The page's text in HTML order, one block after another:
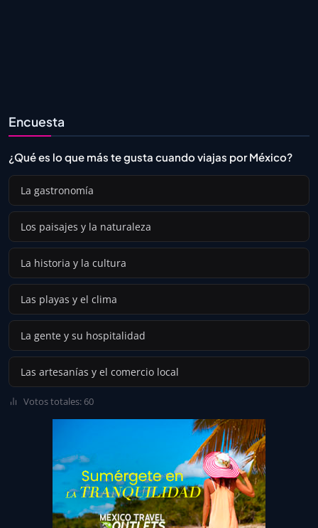
Encuesta
¿Qué es lo que más te gusta cuando viajas por México?
La gastronomía
Los paisajes y la naturaleza
La historia y la cultura
Las playas y el clima
La gente y su hospitalidad
Las artesanías y el comercio local
Votos totales: 60